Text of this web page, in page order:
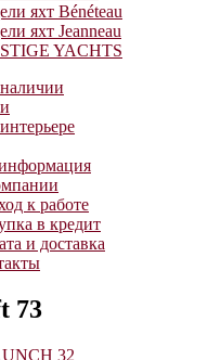
яхт Bénéteau
яхт Jeanneau
YACHTS
к работе
в кредит
и доставка
73